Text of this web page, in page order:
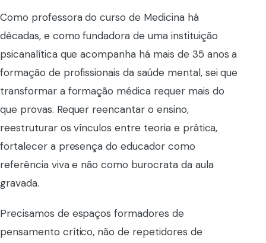
Como professora do curso de Medicina há
décadas, e como fundadora de uma instituição
psicanalítica que acompanha há mais de 35 anos a
formação de profissionais da saúde mental, sei que
transformar a formação médica requer mais do
que provas. Requer reencantar o ensino,
reestruturar os vínculos entre teoria e prática,
fortalecer a presença do educador como
referência viva e não como burocrata da aula
gravada.
Precisamos de espaços formadores de
pensamento crítico, não de repetidores de